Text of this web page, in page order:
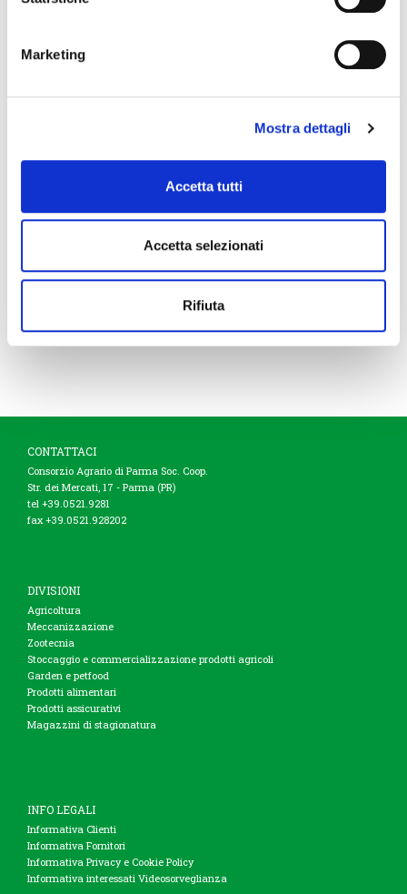
Marketing
Mostra dettagli
Accetta tutti
Accetta selezionati
Rifiuta
Le nostre super offerte
Vieni a trovarci nei nostri market di
Pellegrino (strada Provinciale, 1),
Sissa (via Cavanna, 4), Varsi (via alla
3), Berceto (via mons. Lucchi, 37),
(l.go Affò, 6/8), Zibello (via Boni, 19) e
Capoponte (str. Massese, 6)!
CONTATTACI
Consorzio Agrario di Parma Soc. Coop.
Str. dei Mercati, 17 - Parma (PR)
tel +39.0521.9281
fax +39.0521.928202
DIVISIONI
Agricoltura
Meccanizzazione
Zootecnia
Stoccaggio e commercializzazione prodotti agricoli
Garden e petfood
Prodotti alimentari
Prodotti assicurativi
Magazzini di stagionatura
INFO LEGALI
Informativa Clienti
Informativa Fornitori
Informativa Privacy e Cookie Policy
Informativa interessati Videosorveglianza